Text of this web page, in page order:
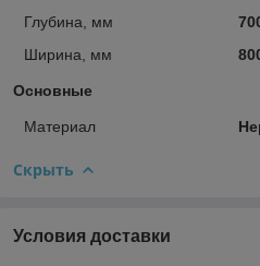
Глубина, мм
Ширина, мм
Основные
Материал
Скрыть
Условия доставки